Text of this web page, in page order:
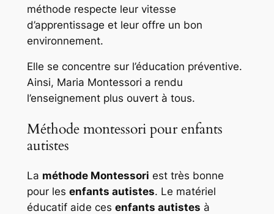
méthode respecte leur vitesse
d’apprentissage et leur offre un bon
environnement.
Elle se concentre sur l’éducation préventive.
Ainsi, Maria Montessori a rendu
l’enseignement plus ouvert à tous.
Méthode montessori pour enfants
autistes
La méthode Montessori est très bonne
pour les enfants autistes. Le matériel
éducatif aide ces enfants autistes à